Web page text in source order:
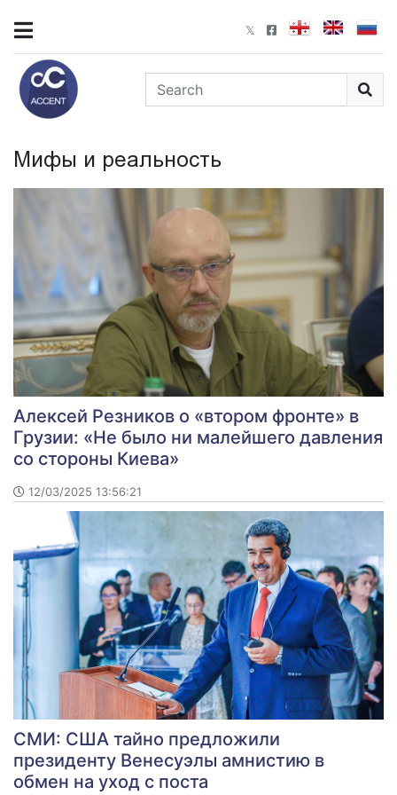
Мифы и реальность
Алексей Резников о «втором фронте» в
Грузии: «Не было ни малейшего давления
со стороны Киева»
12/03/2025 13:56:21
СМИ: США тайно предложили
президенту Венесуэлы амнистию в
обмен на уход с поста